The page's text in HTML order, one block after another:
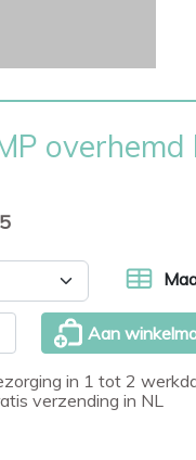
Aan
in 1 tot 2
verzending in NL